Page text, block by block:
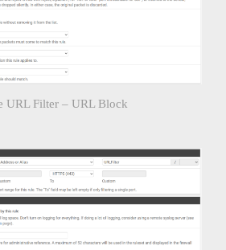
URL Filter – URL Block